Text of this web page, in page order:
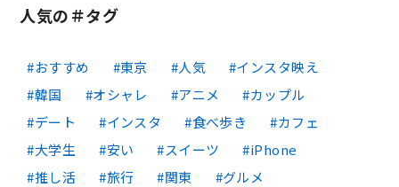
人気の＃タグ
おすすめ 東京 人気
インスタ映え
韓国
オシャレ アニメ
カップル
デート
インスタ 食べ歩き
カフェ
大学生
安い スイーツ
iPhone
推し活
旅行 関東 グルメ